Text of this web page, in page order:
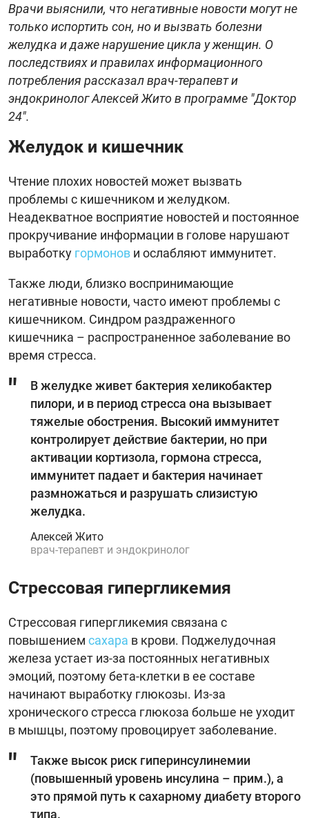
Врачи выяснили, что негативные новости могут не
только испортить сон, но и вызвать болезни
желудка и даже нарушение цикла у женщин. О
последствиях и правилах информационного
потребления рассказал врач-терапевт и
эндокринолог Алексей Жито в программе "Доктор
24".
Желудок и кишечник
Чтение плохих новостей может вызвать
проблемы с кишечником и желудком.
Неадекватное восприятие новостей и постоянное
прокручивание информации в голове нарушают
выработку гормонов и ослабляют иммунитет.
Также люди, близко воспринимающие
негативные новости, часто имеют проблемы с
кишечником. Синдром раздраженного
кишечника – распространенное заболевание во
время стресса.
В желудке живет бактерия хеликобактер
пилори, и в период стресса она вызывает
тяжелые обострения. Высокий иммунитет
контролирует действие бактерии, но при
активации кортизола, гормона стресса,
иммунитет падает и бактерия начинает
размножаться и разрушать слизистую
желудка.
Алексей Жито
врач-терапевт и эндокринолог
Стрессовая гипергликемия
Стрессовая гипергликемия связана с
повышением сахара в крови. Поджелудочная
железа устает из-за постоянных негативных
эмоций, поэтому бета-клетки в ее составе
начинают выработку глюкозы. Из-за
хронического стресса глюкоза больше не уходит
в мышцы, поэтому провоцирует заболевание.
Также высок риск гиперинсулинемии
(повышенный уровень инсулина – прим.), а
это прямой путь к сахарному диабету второго
типа.